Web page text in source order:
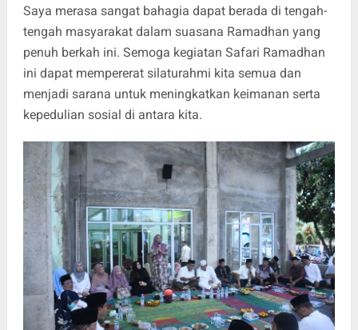
Saya merasa sangat bahagia dapat berada di tengah-
tengah masyarakat dalam suasana Ramadhan yang
penuh berkah ini. Semoga kegiatan Safari Ramadhan
ini dapat mempererat silaturahmi kita semua dan
menjadi sarana untuk meningkatkan keimanan serta
kepedulian sosial di antara kita.